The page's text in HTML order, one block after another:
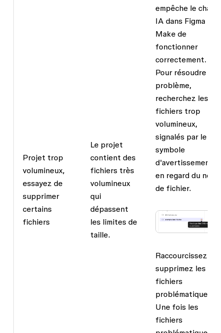
Projet trop
volumineux,
essayez de
supprimer
certains
fichiers
Le projet
contient des
fichiers très
volumineux
qui
dépassent
les limites de
taille.
empêche le chat
IA dans Figma
Make de
fonctionner
correctement.
Pour résoudre le
problème,
recherchez les
fichiers trop
volumineux,
signalés par le
symbole
d'avertissement
en regard du nom
de fichier.
Raccourcissez ou
supprimez les
fichiers
problématiques.
Une fois les
fichiers